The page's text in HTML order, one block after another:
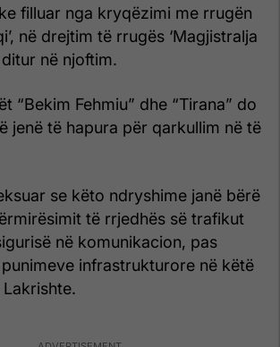
filluar nga kryqëzimi me rrugën
në drejtim të rrugës ‘Magjistralja
ditur në njoftim.
“Bekim Fehmiu” dhe “Tirana” do
jenë të hapura për qarkullim në të
se këto ndryshime janë bërë
të rrjedhës së trafikut
në komunikacion, pas
infrastrukturore në këtë